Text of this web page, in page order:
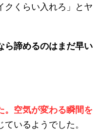
クくらい入れろ」とヤ
ら諦めるのはまだ早い
。空気が変わる瞬間を
いるようでした。